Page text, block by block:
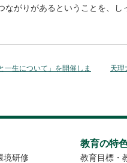
ながりがあるということを、
一生について」を開催しま
天理
境研修
教育の特
教育目標・